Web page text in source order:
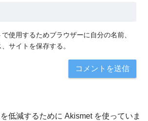
使用するためブラウザーに自分の名前、
サイトを保存する。
低減するために Akismet を使っていま